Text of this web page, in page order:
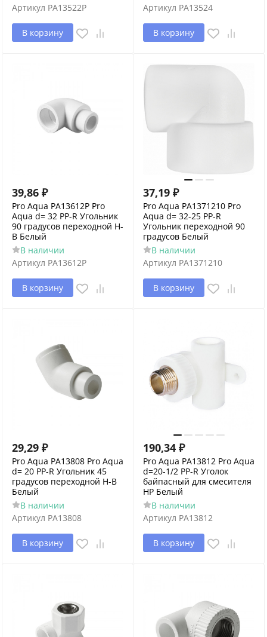
Артикул PA13522P
В корзину
Артикул PA13524
В корзину
39,86 ₽
Pro Aqua PA13612P Pro
Aqua d= 32 PP-R Угольник
90 градусов переходной Н-
В Белый
В наличии
Артикул PA13612P
В корзину
37,19 ₽
Pro Aqua PA1371210 Pro
Aqua d= 32-25 PP-R
Угольник переходной 90
градусов Белый
В наличии
Артикул PA1371210
В корзину
29,29 ₽
Pro Aqua PA13808 Pro Aqua
d= 20 PP-R Угольник 45
градусов переходной Н-В
Белый
В наличии
Артикул PA13808
В корзину
190,34 ₽
Pro Aqua PA13812 Pro Aqua
d=20-1/2 PP-R Уголок
байпасный для смесителя
НР Белый
В наличии
Артикул PA13812
В корзину